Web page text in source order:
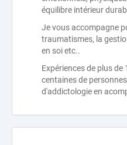
équilibre intérieur
Je vous accompagne
traumatismes, la
en soi etc..
Expériences de plus
centaines de
d'addictologie en